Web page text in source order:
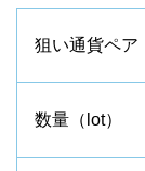
狙い通貨ペア
数量（lot）